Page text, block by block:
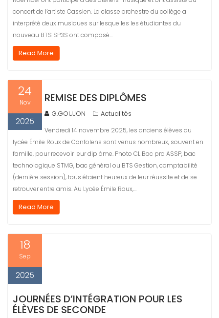
concert de l’artiste Cassien. La classe orchestre du collège a
interprété deux musiques sur lesquelles les étudiantes du
nouveau BTS SP3S ont composé…
Read More
24
Nov
2025
REMISE DES DIPLÔMES
G.GOUJON Actualités
Vendredi 14 novembre 2025, les anciens élèves du
lycée Émile Roux de Confolens sont venus nombreux, souvent en
famille, pour recevoir leur diplôme. Photo CL Bac pro ASSP, bac
technologique STMG, bac général ou BTS Gestion, comptabilité
(dernière session), tous étaient heureux de leur réussite et de se
retrouver entre amis. Au Lycée Émile Roux,…
Read More
18
Sep
2025
JOURNÉES D’INTÉGRATION POUR LES
ÉLÈVES DE SECONDE